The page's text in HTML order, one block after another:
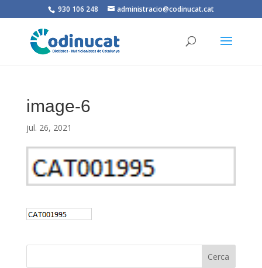
930 106 248 administracio@codinucat.cat
image-6
jul. 26, 2021